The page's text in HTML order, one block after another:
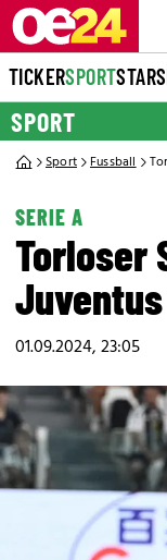
TICKERSPORTSTARS
SPORT
Sport Fussball
SERIE A
Torloser
01.09.2024, 23:05